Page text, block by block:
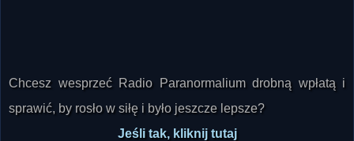
Chcesz wesprzeć Radio Paranormalium drobną wpłatą i
sprawić, by rosło w siłę i było jeszcze lepsze?
Jeśli tak, kliknij tutaj